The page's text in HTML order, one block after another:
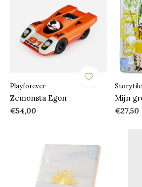
Playforever
Zemonsta Egon
€54,00
Mijn
€27,50